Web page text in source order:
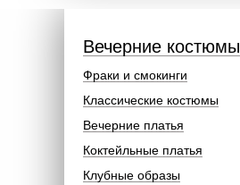
Фраки и смокинги
Классические костюмы
Вечерние платья
Коктейльные платья
Клубные образы
Вечерние костюмы